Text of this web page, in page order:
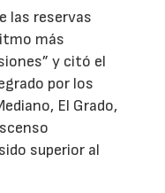
las reservas
más
y citó el
por los
El Grado,
superior al